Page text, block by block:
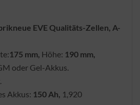
EVE Qualitäts-Zellen, A-
175 mm, Höhe: 190 mm,
oder Gel-Akkus.
.
Akkus: 150 Ah, 1,920